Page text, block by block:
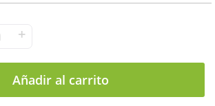
+
Añadir al carrito